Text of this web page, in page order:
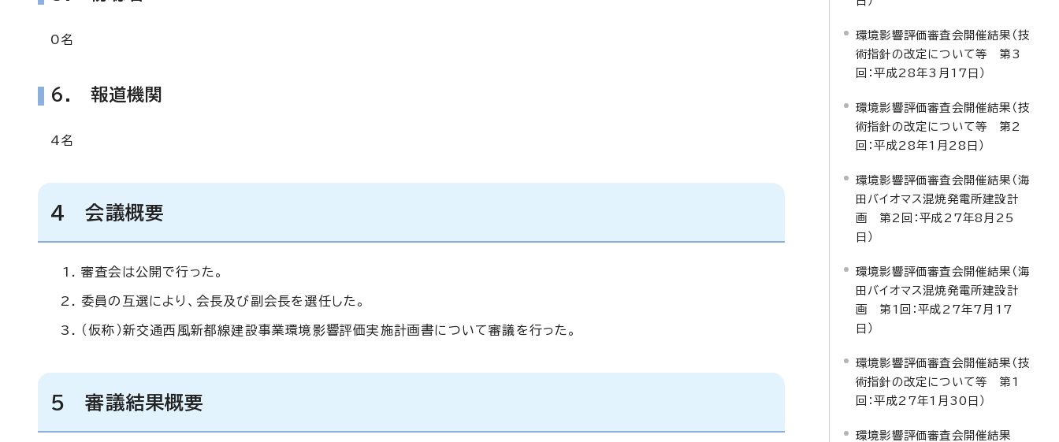
0名
6. 報道機関
4名
4 会議概要
審査会は公開で行った。
委員の互選により、会長及び副会長を選任した。
（仮称）新交通西風新都線建設事業環境影響評価実施計画書について審議を行った。
5 審議結果概要
環境影響評価審査会開催結果（技
術指針の改定について等 第3
回：平成28年3月17日）
環境影響評価審査会開催結果（技
術指針の改定について等 第2
回：平成28年1月28日）
環境影響評価審査会開催結果（海
田バイオマス混焼発電所建設計
画 第2回：平成27年8月25
日）
環境影響評価審査会開催結果（海
田バイオマス混焼発電所建設計
画 第1回：平成27年7月17
日）
環境影響評価審査会開催結果（技
術指針の改定について等 第1
回：平成27年1月30日）
環境影響評価審査会開催結果